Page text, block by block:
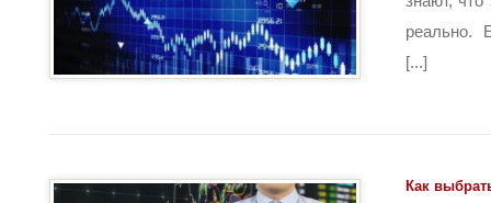
реально.
[...]
Как